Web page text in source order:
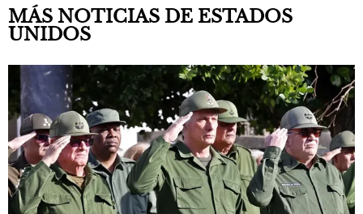
MÁS NOTICIAS DE ESTADOS
UNIDOS